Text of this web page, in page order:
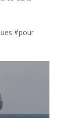
#pour